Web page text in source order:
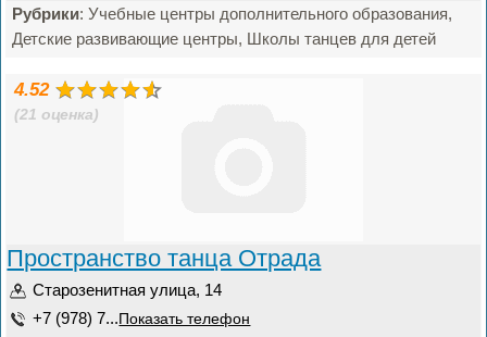
Рубрики: Учебные центры дополнительного образования,
Детские развивающие центры, Школы танцев для детей
4.52
(21 оценка)
Пространство танца Отрада
Старозенитная улица, 14
+7 (978) 7... Показать телефон